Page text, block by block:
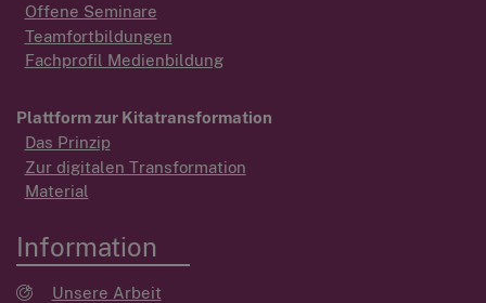
Offene Seminare
Teamfortbildungen
Fachprofil Medienbildung
Plattform zur Kitatransformation
Das Prinzip
Zur digitalen Transformation
Material
Information
Unsere Arbeit